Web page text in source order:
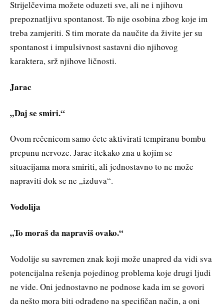
Strijelčevima možete oduzeti sve, ali ne i njihovu
prepoznatljivu spontanost. To nije osobina zbog koje im
treba zamjeriti. S tim morate da naučite da živite jer su
spontanost i impulsivnost sastavni dio njihovog
karaktera, srž njihove ličnosti.
Jarac
„Daj se smiri.“
Ovom rečenicom samo ćete aktivirati tempiranu bombu
prepunu nervoze. Jarac itekako zna u kojim se
situacijama mora smiriti, ali jednostavno to ne može
napraviti dok se ne „izduva“.
Vodolija
„To moraš da napraviš ovako.“
Vodolije su savremen znak koji može unapred da vidi sva
potencijalna rešenja pojedinog problema koje drugi ljudi
ne vide. Oni jednostavno ne podnose kada im se govori
da nešto mora biti odrađeno na specifičan način, a oni